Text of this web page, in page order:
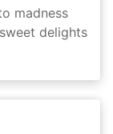
madness
delights